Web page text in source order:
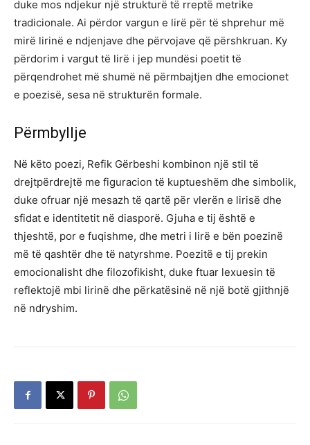
duke mos ndjekur një strukturë të rreptë metrike
tradicionale. Ai përdor vargun e lirë për të shprehur më
mirë lirinë e ndjenjave dhe përvojave që përshkruan. Ky
përdorim i vargut të lirë i jep mundësi poetit të
përqendrohet më shumë në përmbajtjen dhe emocionet
e poezisë, sesa në strukturën formale.
Përmbyllje
Në këto poezi, Refik Gërbeshi kombinon një stil të
drejtpërdrejtë me figuracion të kuptueshëm dhe simbolik,
duke ofruar një mesazh të qartë për vlerën e lirisë dhe
sfidat e identitetit në diasporë. Gjuha e tij është e
thjeshtë, por e fuqishme, dhe metri i lirë e bën poezinë
më të qashtër dhe të natyrshme. Poezitë e tij prekin
emocionalisht dhe filozofikisht, duke ftuar lexuesin të
reflektojë mbi lirinë dhe përkatësinë në një botë gjithnjë
në ndryshim.